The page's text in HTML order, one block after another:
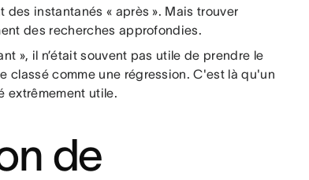
instantanés « après ». Mais trouver
des recherches approfondies.
», il n’était souvent pas utile de prendre le
classé comme une régression. C'est là qu'un
extrêmement utile.
de